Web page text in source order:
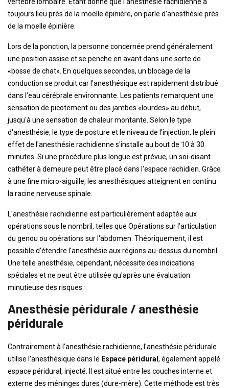
toujours lieu près de la moelle épinière, on parle d'anesthésie près
de la moelle épinière.
Lors de la ponction, la personne concernée prend généralement
une position assise et se penche en avant dans une sorte de
«bosse de chat». En quelques secondes, un blocage de la
conduction se produit car l'anesthésique est rapidement distribué
dans l'eau cérébrale environnante. Les patients remarquent une
sensation de picotement ou des jambes «lourdes» au début,
jusqu'à une sensation de chaleur montante. Selon le type
d'anesthésie, le type de posture et le niveau de l'injection, le plein
effet de l'anesthésie rachidienne s'installe au bout de 10 à 30
minutes. Si une procédure plus longue est prévue, un soi-disant
cathéter à demeure peut être placé dans l'espace rachidien. Grâce
à une fine micro-aiguille, les anesthésiques atteignent en continu
la racine nerveuse spinale.
L'anesthésie rachidienne est particulièrement adaptée aux
opérations sous le nombril, telles que Opérations sur l'articulation
du genou ou opérations sur l'abdomen. Théoriquement, il est
possible d'étendre l'anesthésie aux régions au-dessus du nombril.
Une telle anesthésie, cependant, nécessite des indications
spéciales et ne peut être utilisée qu'après une évaluation
minutieuse des risques.
Anesthésie péridurale / anesthésie
péridurale
Contrairement à l'anesthésie rachidienne, l'anesthésie péridurale
utilise l'anesthésique dans le Espace péridural , également appelé
espace péridural, injecté. Il est situé entre les couches interne et
externe des méninges dures (dure-mère). Cette méthode est très